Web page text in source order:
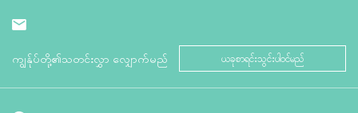
ကျွန်ုပ်တို့၏သတင်းလွှာ လျှောက်မည် ယခုစာရင်းသွင်းပါဝင်မည်